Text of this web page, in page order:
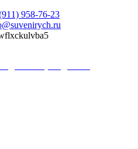
958-76-23
до 18.00 (ежедневно)